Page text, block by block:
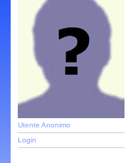
Utente Anonimo
Login